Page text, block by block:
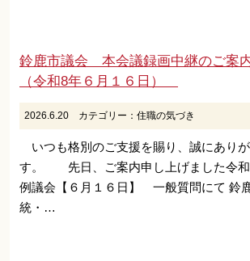
鈴鹿市議会 本会議録画中継のご案
（令和8年６月１６日）
2026.6.20 カテゴリー：住職の気づき
いつも格別のご支援を賜り、誠にあり
す。 先日、ご案内申し上げました令和
例議会【６月１６日】 一般質問にて 鈴
統・…